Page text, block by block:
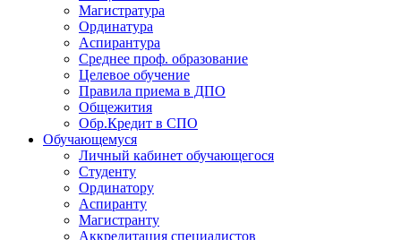
Магистратура
Ординатура
Аспирантура
Среднее проф. образование
Целевое обучение
Правила приема в ДПО
Общежития
Обр.Кредит в СПО
Обучающемуся
Личный кабинет обучающегося
Студенту
Ординатору
Аспиранту
Магистранту
Аккредитация специалистов